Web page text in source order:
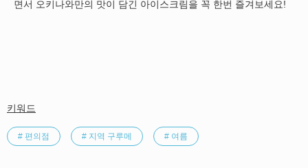
면서 오키나와만의 맛이 담긴 아이스크림을 꼭 한번 즐겨보세요!
키워드
# 편의점 # 지역 구루메 # 여름